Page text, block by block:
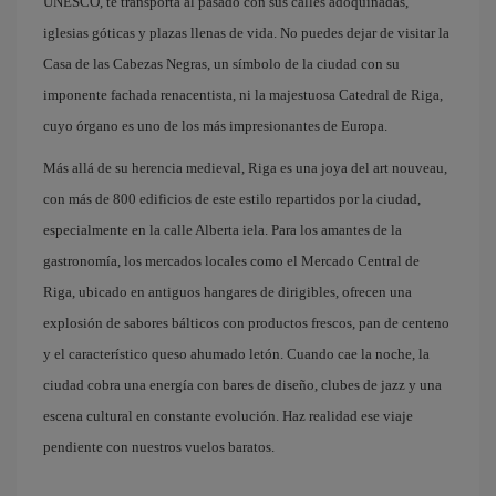
iglesias góticas y plazas llenas de vida. No puedes dejar de visitar la
Casa de las Cabezas Negras, un símbolo de la ciudad con su
imponente fachada renacentista, ni la majestuosa Catedral de Riga,
cuyo órgano es uno de los más impresionantes de Europa.
Más allá de su herencia medieval, Riga es una joya del art nouveau,
con más de 800 edificios de este estilo repartidos por la ciudad,
especialmente en la calle Alberta iela. Para los amantes de la
gastronomía, los mercados locales como el Mercado Central de
Riga, ubicado en antiguos hangares de dirigibles, ofrecen una
explosión de sabores bálticos con productos frescos, pan de centeno
y el característico queso ahumado letón. Cuando cae la noche, la
ciudad cobra una energía con bares de diseño, clubes de jazz y una
escena cultural en constante evolución. Haz realidad ese viaje
pendiente con nuestros vuelos baratos.